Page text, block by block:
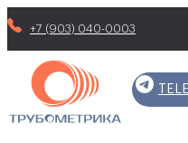
+7 (903) 040-0003